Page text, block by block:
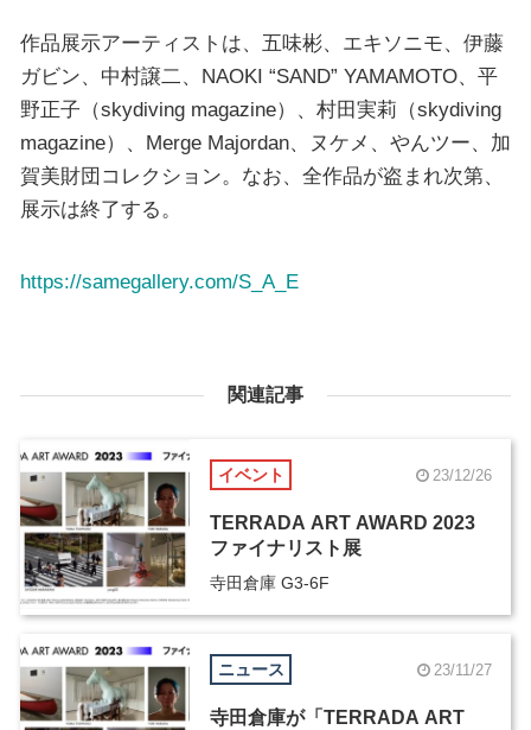
作品展示アーティストは、五味彬、エキソニモ、伊藤
ガビン、中村譲二、NAOKI “SAND” YAMAMOTO、平
野正子（skydiving magazine）、村田実莉（skydiving
magazine）、Merge Majordan、ヌケメ、やんツー、加
賀美財団コレクション。なお、全作品が盗まれ次第、
展示は終了する。
https://samegallery.com/S_A_E
関連記事
イベント 23/12/26
TERRADA ART AWARD 2023
ファイナリスト展
寺田倉庫 G3-6F
ニュース 23/11/27
寺田倉庫が「TERRADA ART